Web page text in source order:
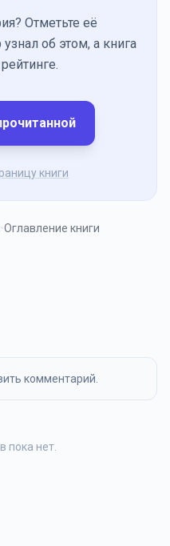
Отметьте её
об этом, а книга
книги
Оглавление книги
комментарий.
пока нет.